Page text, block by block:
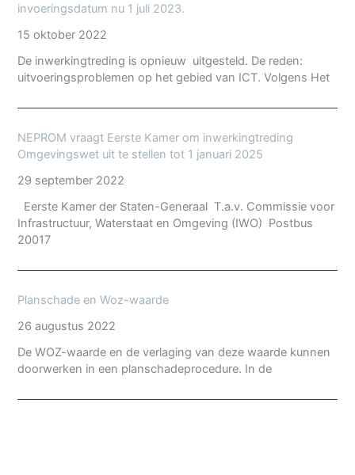
invoeringsdatum nu 1 juli 2023.
15 oktober 2022
De inwerkingtreding is opnieuw uitgesteld. De reden:
uitvoeringsproblemen op het gebied van ICT. Volgens Het
NEPROM vraagt Eerste Kamer om inwerkingtreding
Omgevingswet uit te stellen tot 1 januari 2025
29 september 2022
Eerste Kamer der Staten-Generaal T.a.v. Commissie voor
Infrastructuur, Waterstaat en Omgeving (IWO) Postbus
20017
Planschade en Woz-waarde
26 augustus 2022
De WOZ-waarde en de verlaging van deze waarde kunnen
doorwerken in een planschadeprocedure. In de